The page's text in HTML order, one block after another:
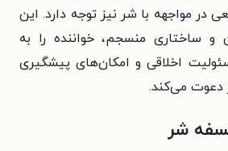
در مواجهه با شر نیز توجه دارد. این
و ساختاری منسجم، خواننده را به
اخلاقی و امکان‌های پیشگیری
دعوت می‌کند.
شر